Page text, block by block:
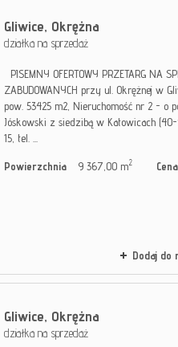
Gliwice, Okrężna
działka na sprzedaż
PISEMNY OFERTOWY PRZETARG NA
ZABUDOWANYCH przy ul. Okrężnej w
pow. 53425 m2, Nieruchomość nr 2 - o
Jóskowski z siedzibą w Katowicach
15, tel. ...
Powierzchnia 9 367,00 m2
Dodaj do
Gliwice, Okrężna
działka na sprzedaż